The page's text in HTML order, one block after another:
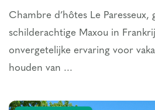
Chambre d’hôtes Le Paresseux,
schilderachtige Maxou in
onvergetelijke ervaring voor
houden van ...